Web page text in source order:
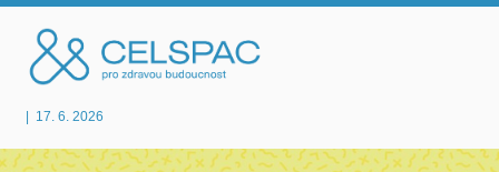
17. 6. 2026